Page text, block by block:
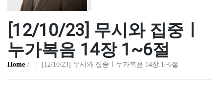
[12/10/23] 무시와 집중ㅣ
누가복음 14장 1~6절
Home [12/10/23] 무시와 집중ㅣ누가복음 14장 1~6절